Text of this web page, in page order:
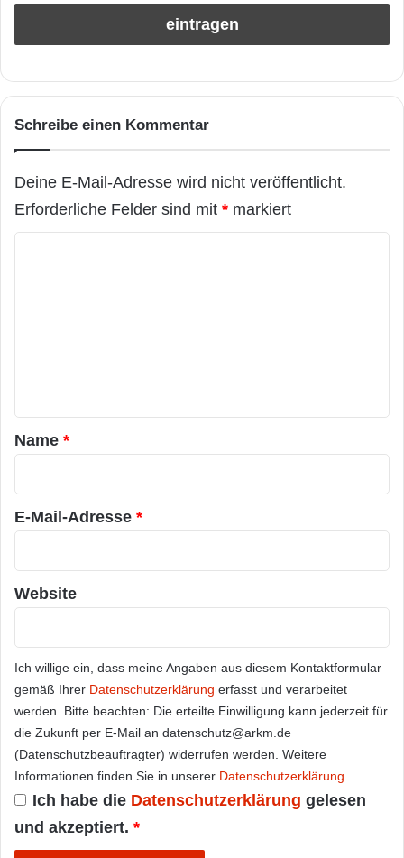
Schreibe einen Kommentar
Deine E-Mail-Adresse wird nicht veröffentlicht.
Erforderliche Felder sind mit * markiert
a
r
*
Name *
E-Mail-Adresse *
Website
Ich willige ein, dass meine Angaben aus diesem Kontaktformular
gemäß Ihrer Datenschutzerklärung erfasst und verarbeitet
werden. Bitte beachten: Die erteilte Einwilligung kann jederzeit für
die Zukunft per E-Mail an datenschutz@arkm.de
(Datenschutzbeauftragter) widerrufen werden. Weitere
Informationen finden Sie in unserer Datenschutzerklärung.
Ich habe die Datenschutzerklärung gelesen
und akzeptiert. *